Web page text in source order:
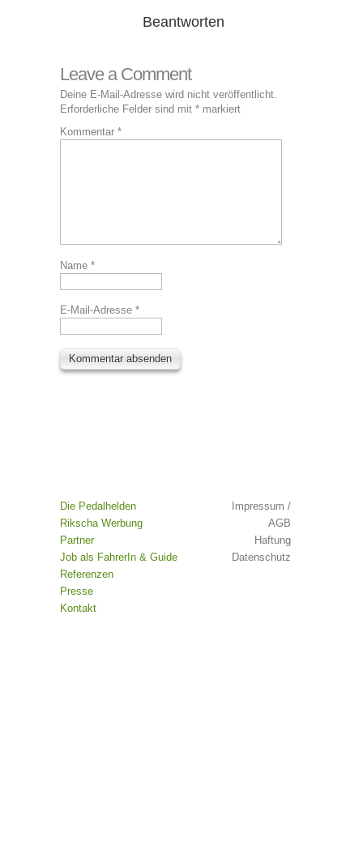
Beantworten
Leave a Comment
Deine E-Mail-Adresse wird nicht veröffentlicht.
Erforderliche Felder sind mit * markiert
Kommentar *
Name *
E-Mail-Adresse *
Die Pedalhelden
Rikscha Werbung
Partner
Job als FahrerIn & Guide
Referenzen
Presse
Kontakt
Impressum /
AGB
Haftung
Datenschutz